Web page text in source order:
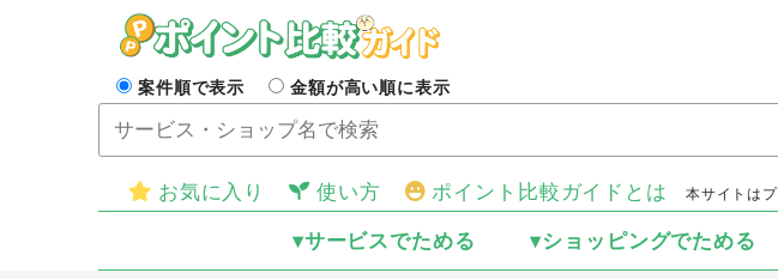
案件順で表示 金額が高い順に表示
お気に入り 使い方 ポイント比較ガイドとは 本サイトは
▾サービスでためる ▾ショッピングでためる